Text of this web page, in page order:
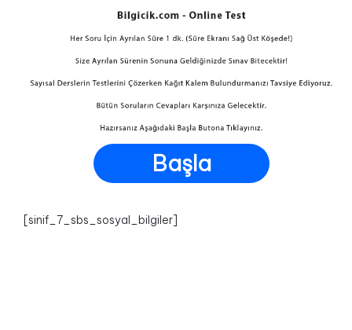
Başla
[sinif_7_sbs_sosyal_bilgiler]